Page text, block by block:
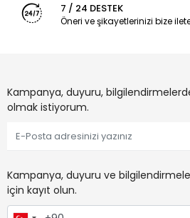
7 / 24 DESTEK
Öneri ve şikayetlerinizi bize
Kampanya, duyuru,
olmak istiyorum.
Kampanya, duyuru ve
için kayıt olun.